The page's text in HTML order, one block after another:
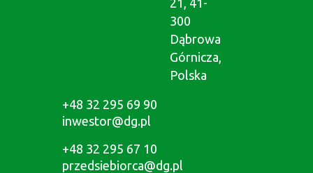
300
Dąbrowa
Górnicza,
Polska
+48 32 295 69 90
inwestor@dg.pl
+48 32 295 67 10
przedsiebiorca@dg.pl